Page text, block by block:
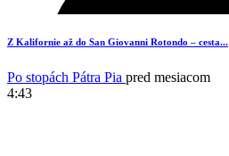
5
Z Kalifornie až do San Giovanni Rotondo – cesta...
Po stopách Pátra Pia pred mesiacom
4:43